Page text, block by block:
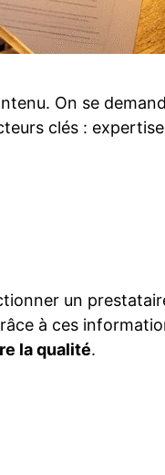
On se
clés :
un
à ces
la qualité.